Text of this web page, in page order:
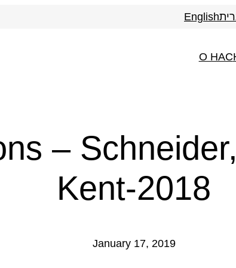
English
О НАС
–
Kent-2018
January 17, 2019